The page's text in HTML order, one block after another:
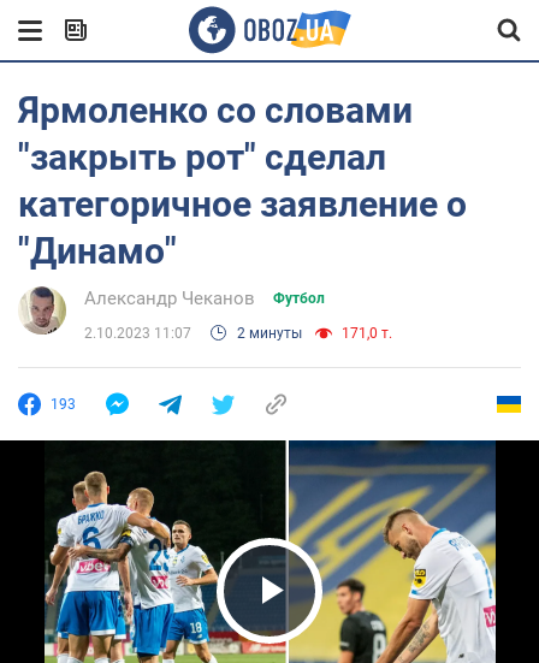
Ярмоленко со словами
"закрыть рот" сделал
категоричное заявление о
"Динамо"
Александр Чеканов Футбол
2.10.2023 11:07 2 минуты 171,0 т.
193
Play Video